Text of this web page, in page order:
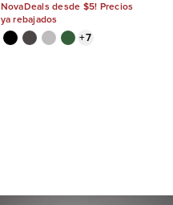
NovaDeals desde $5! Precios
ya rebajados
+7